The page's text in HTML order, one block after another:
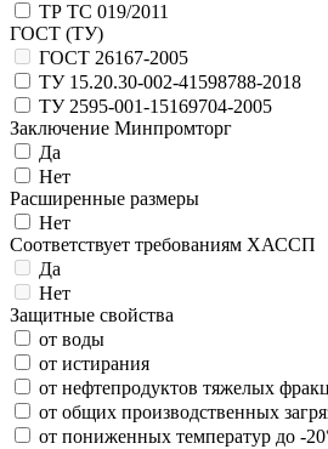
ТР ТС 019/2011
ГОСТ (ТУ)
ГОСТ 26167-2005
ТУ 15.20.30-002-41598788-2018
ТУ 2595-001-15169704-2005
Заключение Минпромторг
Да
Нет
Расширенные размеры
Нет
Соответствует требованиям ХАССП
Да
Нет
Защитные свойства
от воды
от истирания
от нефтепродуктов тяжелых
от общих производственных
от пониженных температур до -